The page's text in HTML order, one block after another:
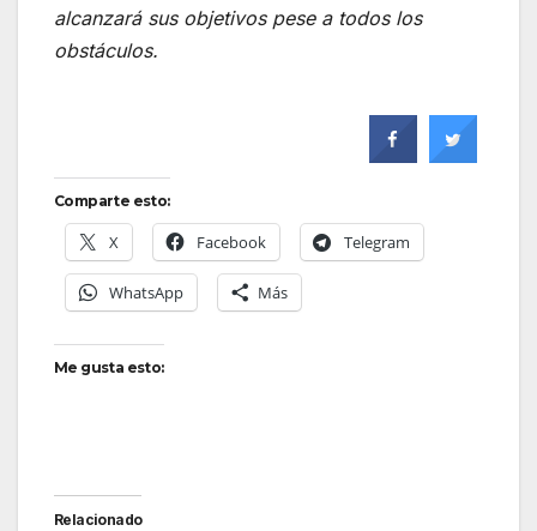
alcanzará sus objetivos pese a todos los
obstáculos.
Comparte esto:
X Facebook Telegram
WhatsApp Más
Me gusta esto:
Relacionado